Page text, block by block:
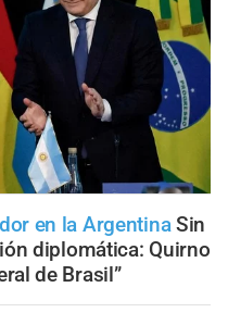
en la Argentina Sin
diplomática: Quirno
de Brasil”